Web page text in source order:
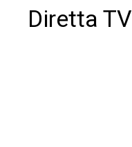
Diretta TV